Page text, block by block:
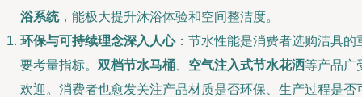
浴系统，能极大提升沐浴体验和空间整洁度。
环保与可持续理念深入人心：节水性能是消费者选购洁具的
要考量指标。 双档节水马桶 空气注入式节水花洒等产品广
欢迎。消费者也愈发关注产品材质是否环保、生产过程是否